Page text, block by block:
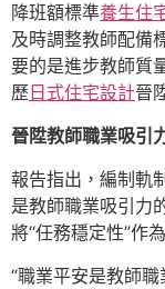
降班額標準養生住
及時調整教師配備
要的是進步教師質
歷 日式住宅設計晉
晉陞教師職業吸引
報告指出，編制軌
是教師職業吸引力
將“任務穩定性”作
“職業平安是教師